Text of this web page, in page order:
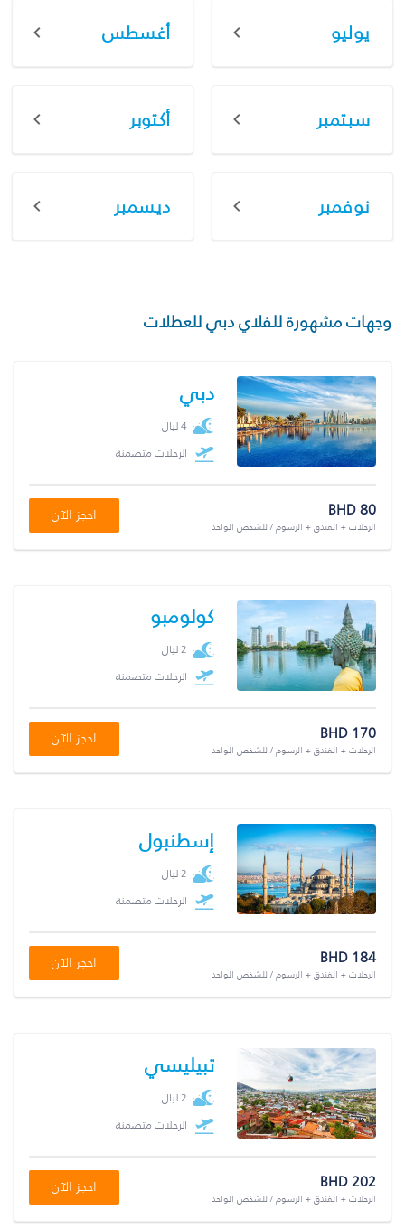
يوليو أغسطس
سبتمبر أكتوبر
نوفمبر ديسمبر
وجهات مشهورة للفلاي دبي للعطلات
دبي
4 ليال
الرحلات متضمنة
BHD 80
الرحلات + الفندق + الرسوم / للشخص الواحد
احجز الآن
كولومبو
2 ليال
الرحلات متضمنة
BHD 170
الرحلات + الفندق + الرسوم / للشخص الواحد
احجز الآن
إسطنبول
2 ليال
الرحلات متضمنة
BHD 184
الرحلات + الفندق + الرسوم / للشخص الواحد
احجز الآن
تبيليسي
2 ليال
الرحلات متضمنة
BHD 202
الرحلات + الفندق + الرسوم / للشخص الواحد
احجز الآن